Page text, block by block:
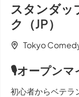
スタンダッ
ク（JP）
Tokyo
🎙オープンマ
初心者からベテラ